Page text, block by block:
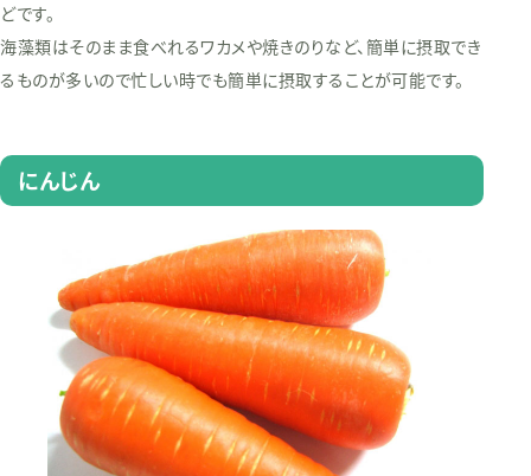
どです。
海藻類はそのまま食べれるワカメや焼きのりなど、簡単に摂取でき
るものが多いので忙しい時でも簡単に摂取することが可能です。
にんじん